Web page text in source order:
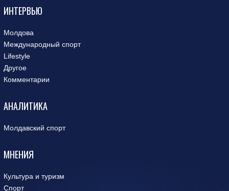
ИНТЕРВЬЮ
Молдова
Международный спорт
Lifestyle
Другое
Комментарии
АНАЛИТИКА
Молдавский спорт
МНЕНИЯ
Культура и туризм
Спорт